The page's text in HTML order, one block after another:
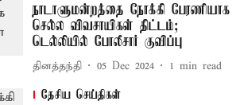
நாடாளுமன்றத்தை நோக்கி பேரணியாக
செல்ல விவசாயிகள் திட்டம்;
டெல்லியில் போலீசார் குவிப்பு
தினத்தந்தி 05 Dec 2024 1 min read
தேசிய செய்திகள்